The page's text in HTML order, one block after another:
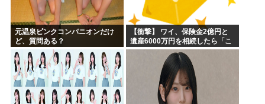
元温泉ピンクコンパニオンだけ
ど、質問ある？
【衝撃】 ワイ、保険金2億円と
遺産6000万円を相続したら「こ
う」なった・・・